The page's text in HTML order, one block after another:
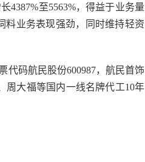
4387%至5563%，得益于业务量
料业务表现强劲，同时维持轻资
代码航民股份600987，航民首饰
周大福等国内一线名牌代工10年